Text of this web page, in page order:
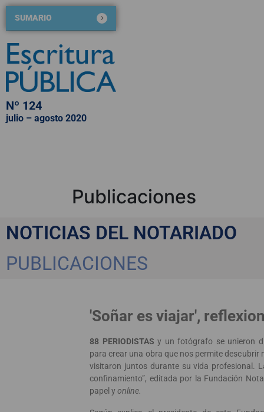
SUMARIO
Nº 124
julio – agosto 2020
Publicaciones
NOTICIAS DEL NOTARIADO
PUBLICACIONES
'Soñar es viajar',
88 PERIODISTAS y un fotógrafo se unieron
para crear una obra que nos permite descubrir
visitaron juntos durante su vida profesional.
confinamiento”, editada por la Fundación
papel y online.